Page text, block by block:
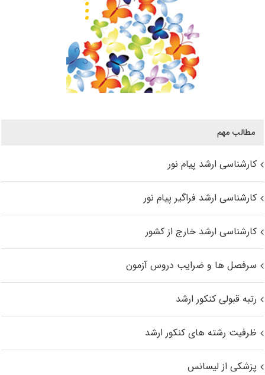
مطالب مهم
کارشناسی ارشد پیام نور
کارشناسی ارشد فراگیر پیام نور
کارشناسی ارشد خارج از کشور
سرفصل ها و ضرایب دروس آزمون
رتبه قبولی کنکور ارشد
ظرفیت رشته های کنکور ارشد
پزشکی از لیسانس